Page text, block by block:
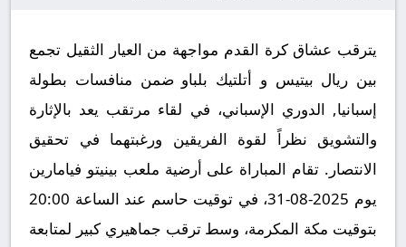
يترقب عشاق كرة القدم مواجهة من العيار الثقيل تجمع
بين ريال بيتيس و أتلتيك بلباو ضمن منافسات بطولة
إسبانيا, الدوري الإسباني، في لقاء مرتقب يعد بالإثارة
والتشويق نظراً لقوة الفريقين ورغبتهما في تحقيق
الانتصار. تقام المباراة على أرضية ملعب بينيتو فيامارين
يوم 2025-08-31، في توقيت حاسم عند الساعة 20:00
بتوقيت مكة المكرمة، وسط ترقب جماهيري كبير لمتابعة